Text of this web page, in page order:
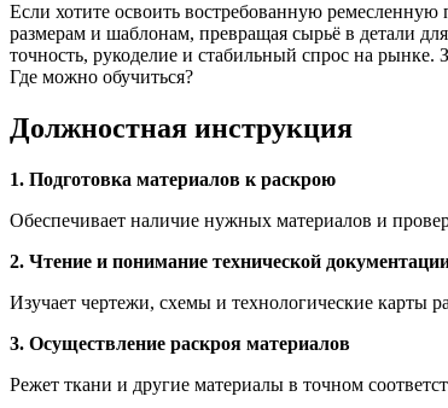
Если хотите освоить востребованную
размерам и шаблонам, превращая сырьё в детали
точность, рукоделие и стабильный спрос на рынке.
Где можно обучиться?
Должностная инструкция
1. Подготовка материалов к раскрою
Обеспечивает наличие нужных материалов и
2. Чтение и понимание технической
Изучает чертежи, схемы и технологические карты
3. Осуществление раскроя материалов
Режет ткани и другие материалы в точном